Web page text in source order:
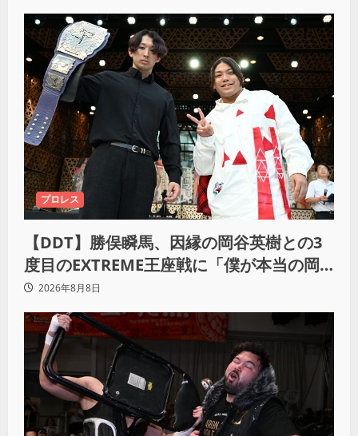
プロレス
【DDT】勝俣瞬馬、因縁の岡谷英樹との3
度目のEXTREME王座戦に「僕が本当の岡
谷英樹を引き出して獲りたい」
2026年8月8日